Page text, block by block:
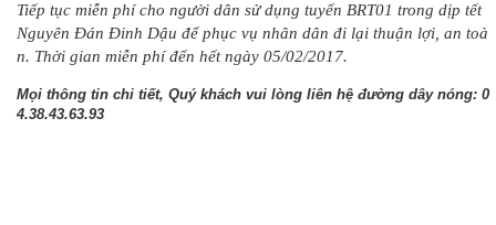
Tiếp tục miễn phí cho người dân sử dụng tuyến BRT01 trong dịp tết
Nguyên Đán Đinh Dậu để phục vụ nhân dân đi lại thuận lợi, an toà
n. Thời gian miễn phí đến hết ngày 05/02/2017.
Mọi thông tin chi tiết, Quý khách vui lòng liên hệ đường dây nóng: 0
4.38.43.63.93